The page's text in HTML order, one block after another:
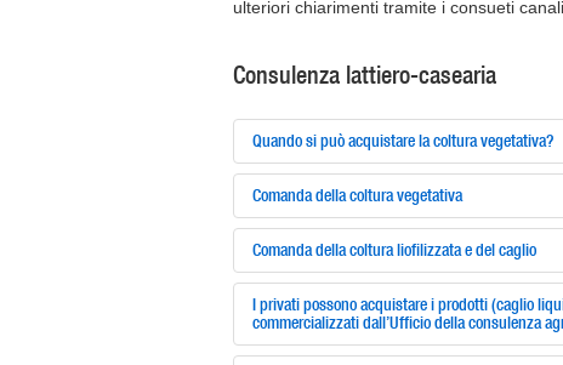
ulteriori chiarimenti tramite i consueti
Consulenza lattiero-casearia
Quando si può acquistare la coltura vegetativa?
Comanda della coltura vegetativa
Comanda della coltura liofilizzata e del caglio
I privati possono acquistare i prodotti (caglio
commercializzati dall’Ufficio della consulenza